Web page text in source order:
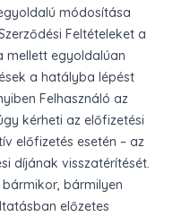
módosítása
Feltételeket a
mellett egyoldalúan
a hatályba lépést
Felhasználó az
kérheti az előfizetési
előfizetés esetén – az
díjának visszatérítését.
bármilyen
előzetes